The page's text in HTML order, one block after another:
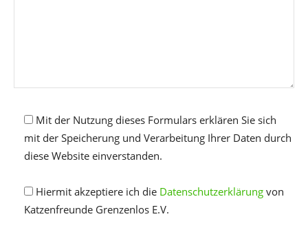
Mit der Nutzung dieses Formulars erklären Sie sich
mit der Speicherung und Verarbeitung Ihrer Daten durch
diese Website einverstanden.
Hiermit akzeptiere ich die Datenschutzerklärung von
Katzenfreunde Grenzenlos E.V.